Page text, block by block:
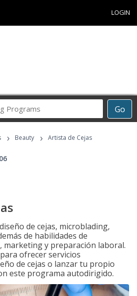
LOGIN
Go
Career
Programs
› Beauty › Artista de Cejas
de cejas, microblading,
de habilidades de
marketing y preparación laboral.
ofrecer servicios
de cejas o lanzar tu propio
este programa autodirigido.